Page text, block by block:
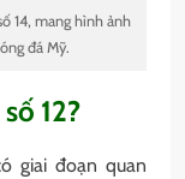
14, mang hình ảnh
đá Mỹ.
12?
giai đoạn quan